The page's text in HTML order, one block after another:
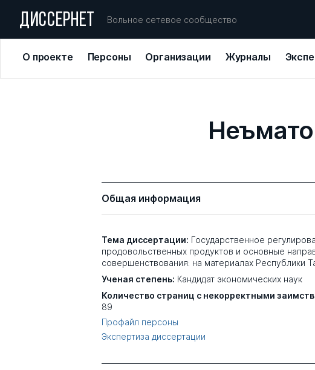
ДИССЕРНЕТ Вольное сетевое сообщество
О проекте Персоны Организации Журналы
Общая информация
Тема диссертации: Государственное
продовольственных продуктов и основные
совершенствования: на материалах Республики
Ученая степень: Кандидат экономических наук
Количество страниц с некорректными
89
Профайл персоны
Экспертиза диссертации